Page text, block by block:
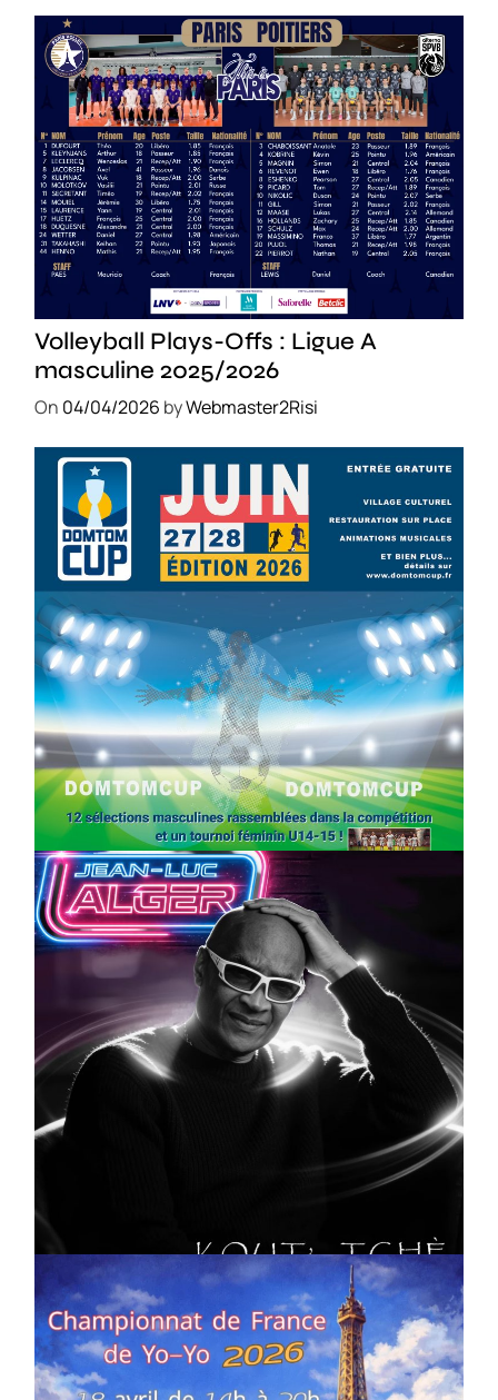
Volleyball Plays-Offs : Ligue A
masculine 2025/2026
On 04/04/2026 byWebmaster2Risi
SPORT COMPÉTITIONS FOOTBALL JEUNESSE & SPORTS
Foot : la DTC 2026 approche
On03/04/2026byWebmaster2Risi
CULTURE
Artiste W2R : Jean Luc ALGER
On